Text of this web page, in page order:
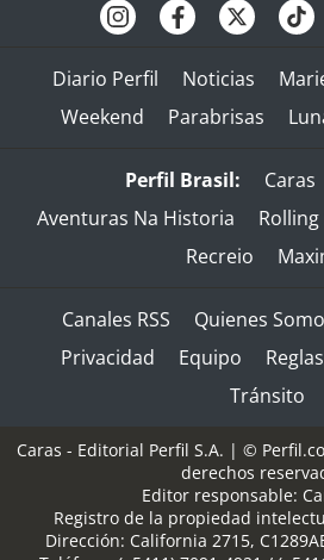
Diario Perfil Noticias
Weekend
Parabrisas
Perfil Brasil: Caras
Aventuras Na Historia
Recreio
Canales RSS Quienes
Privacidad
Equipo
Tránsito
Caras - Editorial Perfil S.A. | ©
derechos
Editor responsable:
Registro de la propiedad
Dirección: California 2715,